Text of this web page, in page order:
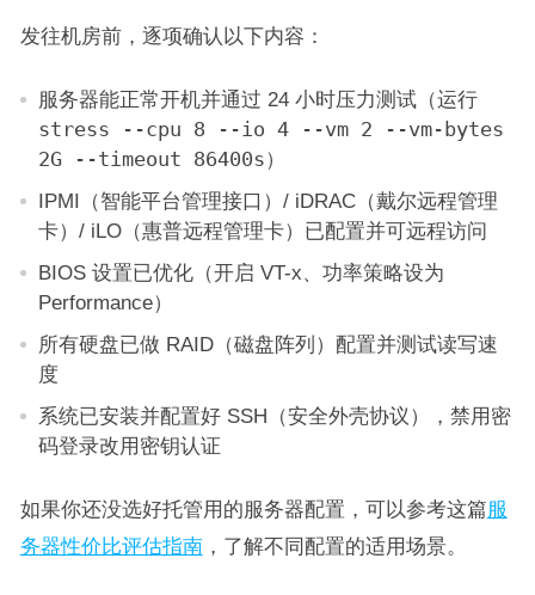
发往机房前，逐项确认以下内容：
服务器能正常开机并通过 24 小时压力测试（运行
stress --cpu 8 --io 4 --vm 2 --vm-bytes
2G --timeout 86400s）
IPMI（智能平台管理接口）/ iDRAC（戴尔远程管理
卡）/ iLO（惠普远程管理卡）已配置并可远程访问
BIOS 设置已优化（开启 VT-x、功率策略设为
Performance）
所有硬盘已做 RAID（磁盘阵列）配置并测试读写速
度
系统已安装并配置好 SSH（安全外壳协议），禁用密
码登录改用密钥认证
如果你还没选好托管用的服务器配置，可以参考这篇服
务器性价比评估指南，了解不同配置的适用场景。